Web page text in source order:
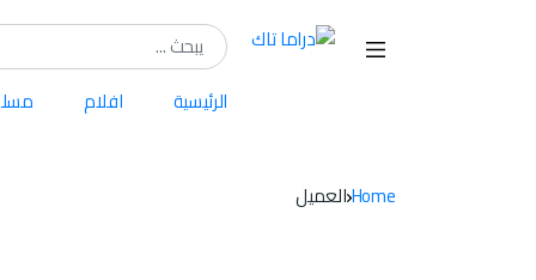
Search for:
الرئيسية
افلام
Homeالعميل